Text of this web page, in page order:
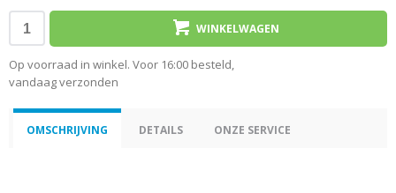
WINKELWAGEN
Op voorraad in winkel. Voor 16:00 besteld,
vandaag verzonden
OMSCHRIJVING DETAILS ONZE SERVICE